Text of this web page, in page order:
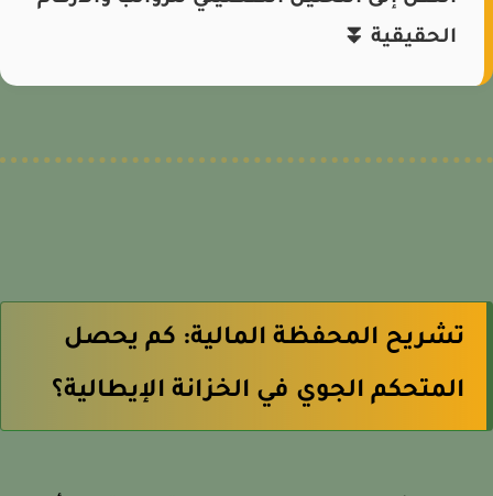
الحقيقية ⏬
تشريح المحفظة المالية: كم يحصل
المتحكم الجوي في الخزانة الإيطالية؟